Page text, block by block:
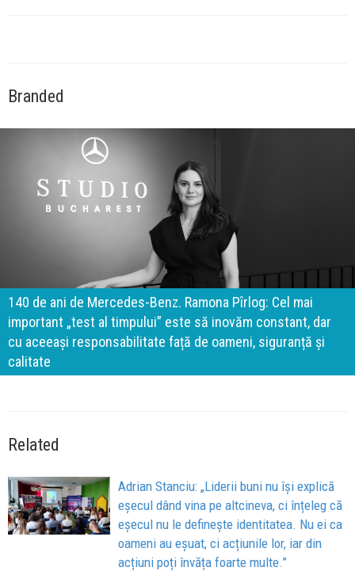
Branded
140 de ani de Mercedes-Benz. Ramona Pîrlog: Cel mai
important „test al timpului” este să inovăm constant, dar
cu aceeași responsabilitate față de oameni, siguranță și
calitate
Related
Adrian Stanciu: „Liderii buni nu își explică
eșecul dând vina pe altcineva, ci înțeleg că
eșecul nu le definește identitatea. Nu ei ca
oameni au eșuat, ci acțiunile lor, iar din
acțiuni poți învăța foarte multe.”